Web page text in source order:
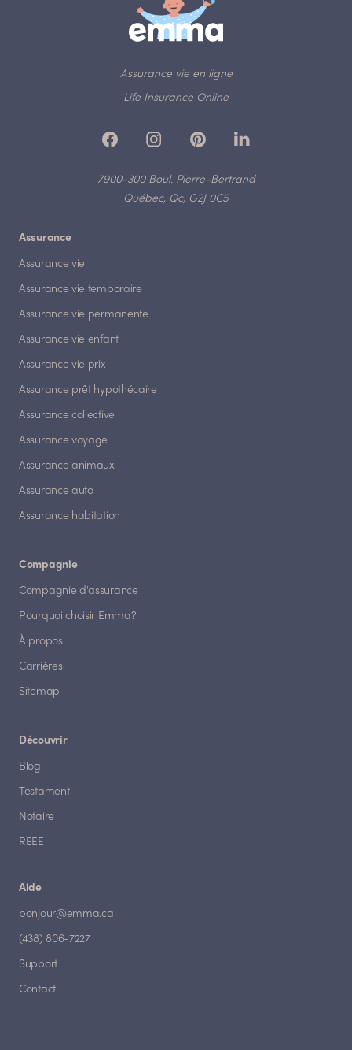
Assurance vie en ligne
Life Insurance Online
7900-300 Boul. Pierre-Bertrand
Québec, Qc, G2J 0C5
Assurance
Assurance vie
Assurance vie temporaire
Assurance vie permanente
Assurance vie enfant
Assurance vie prix
Assurance prêt hypothécaire
Assurance collective
Assurance voyage
Assurance animaux
Assurance auto
Assurance habitation
Compagnie
Compagnie d'assurance
Pourquoi choisir Emma?
À propos
Carrières
Sitemap
Découvrir
Blog
Testament
Notaire
REEE
Aide
bonjour@emma.ca
(438) 806-7227
Support
Contact